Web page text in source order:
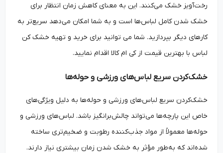
رخت‌آویز خشک می‌کنند. این به معنای کاهش زمان انتظار برای
خشک شدن کامل لباس‌ها است و به شما امکان می‌دهد سریع‌تر به
کارهای دیگر بپردازید. شما می توانید برای خرید و تهیه خشک کن
لباس با بهترین قیمت از کی ام کالا اقدام نمایید.
خشک‌کردن سریع لباس‌های ورزشی و حوله‌ها
خشک‌کردن سریع لباس‌های ورزشی و حوله‌ها به دلیل ویژگی‌های
خاص این پارچه‌ها می‌تواند چالش‌برانگیز باشد. لباس‌های ورزشی و
حوله‌ها معمولاً از مواد جذب‌کننده رطوبت و ضخیم‌تری ساخته
شده‌اند که به‌طور مؤثر به خشک شدن زمان بیشتری نیاز دارند.